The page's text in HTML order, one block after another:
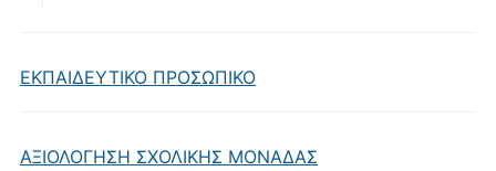
ΕΚΠΑΙΔΕΥΤΙΚΟ ΠΡΟΣΩΠΙΚΟ
ΑΞΙΟΛΟΓΗΣΗ ΣΧΟΛΙΚΗΣ ΜΟΝΑΔΑΣ